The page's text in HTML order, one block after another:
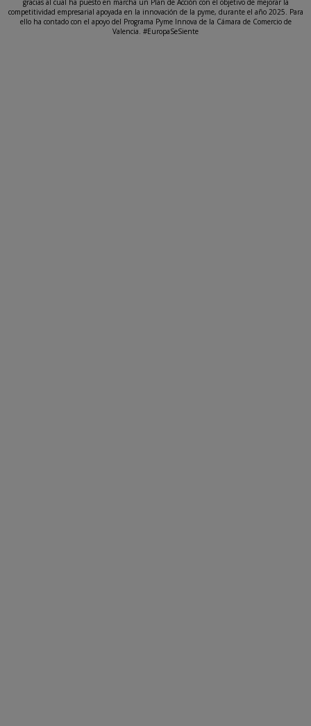
competitividad empresarial apoyada en la innovación de la pyme, durante el año 2025. Para
ello ha contado con el apoyo del Programa Pyme Innova de la Cámara de Comercio de
Valencia. #EuropaSeSiente